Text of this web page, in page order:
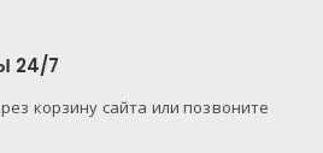
24/7
корзину сайта или позвоните